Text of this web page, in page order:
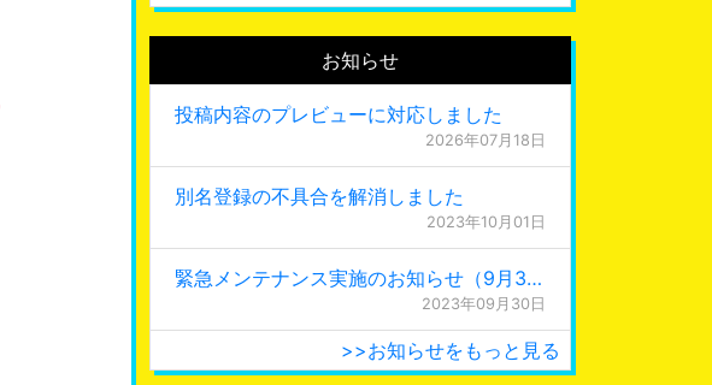
お知らせ
投稿内容のプレビューに対応しました
2026年07月18日
別名登録の不具合を解消しました
2023年10月01日
緊急メンテナンス実施のお知らせ（9月30日 0:15更新）
2023年09月30日
>>お知らせをもっと見る